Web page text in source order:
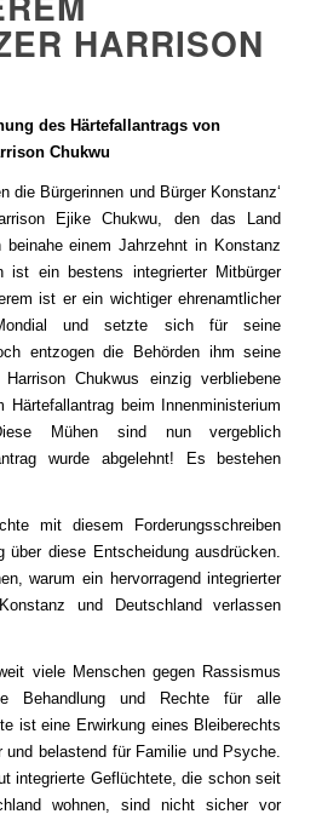
HARRISON
des Härtefallantrags von
Chukwu
die Bürgerinnen und Bürger Konstanz‘
Ejike Chukwu, den das Land
beinahe einem Jahrzehnt in Konstanz
ist ein bestens integrierter Mitbürger
ist er ein wichtiger ehrenamtlicher
und setzte sich für seine
entzogen die Behörden ihm seine
Harrison Chukwus einzig verbliebene
Härtefallantrag beim Innenministerium
Diese Mühen sind nun vergeblich
wurde abgelehnt! Es bestehen
mit diesem Forderungsschreiben
über diese Entscheidung ausdrücken.
warum ein hervorragend integrierter
und Deutschland verlassen
viele Menschen gegen Rassismus
Behandlung und Rechte für alle
ist eine Erwirkung eines Bleiberechts
und belastend für Familie und Psyche.
integrierte Geflüchtete, die schon seit
wohnen, sind nicht sicher vor